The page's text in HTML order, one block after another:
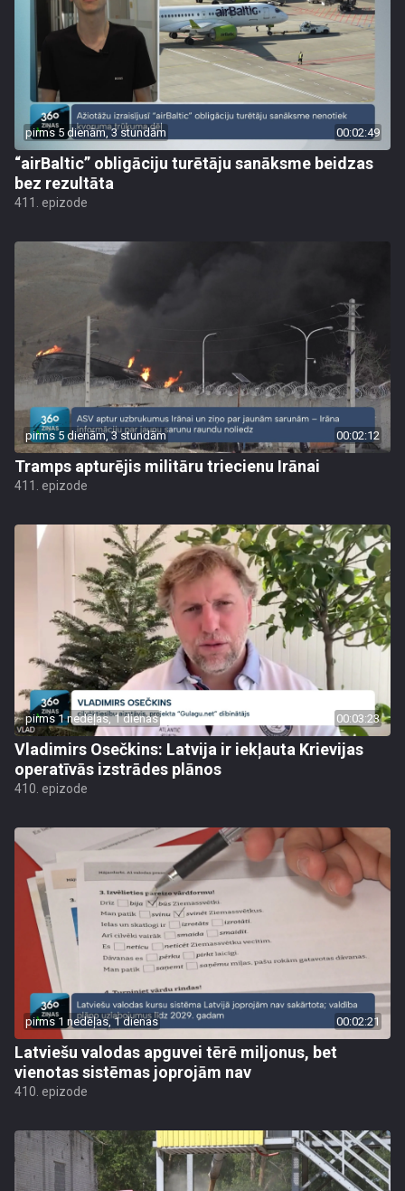
pirms 5 dienām, 3 stundām 00:02:49
“airBaltic” obligāciju turētāju sanāksme beidzas
bez rezultāta
411. epizode
pirms 5 dienām, 3 stundām 00:02:12
Tramps apturējis militāru triecienu Irānai
411. epizode
pirms 1 nedēļas, 1 dienas 00:03:23
Vladimirs Osečkins: Latvija ir iekļauta Krievijas
operatīvās izstrādes plānos
410. epizode
pirms 1 nedēļas, 1 dienas 00:02:21
Latviešu valodas apguvei tērē miljonus, bet
vienotas sistēmas joprojām nav
410. epizode